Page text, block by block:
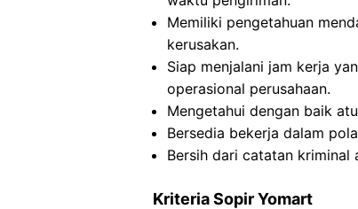
Memiliki pengetahuan
kerusakan.
Siap menjalani jam kerja
operasional perusahaan.
Mengetahui dengan baik
Bersedia bekerja dalam
Bersih dari catatan kriminal
Kriteria Sopir Yomart